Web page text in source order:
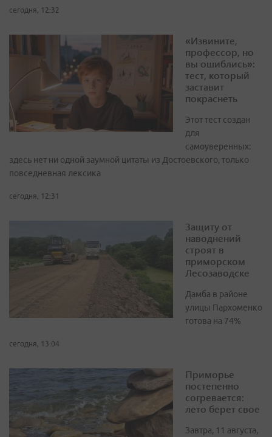
сегодня, 12:32
«Извините,
профессор, но
вы ошиблись»:
тест, который
заставит
покраснеть
Этот тест создан
для
самоуверенных:
здесь нет ни одной заумной цитаты из Достоевского, только
повседневная лексика
сегодня, 12:31
Защиту от
наводнений
строят в
приморском
Лесозаводске
Дамба в районе
улицы Пархоменко
готова на 74%
сегодня, 13:04
Приморье
постепенно
согревается:
лето берет свое
Завтра, 11 августа,